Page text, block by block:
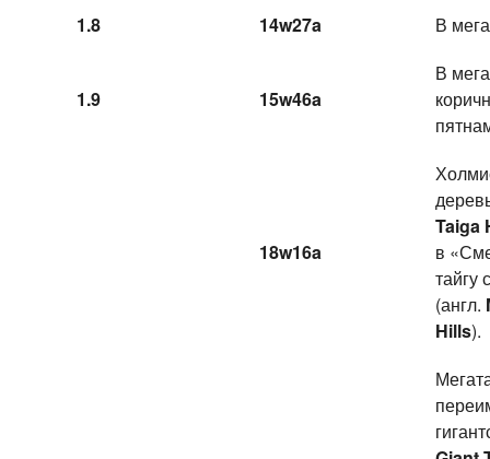
1.8
14w27a В
1.9 15w46a
В
18w16a
Taiga
в
тайгу
(англ.
Hills).